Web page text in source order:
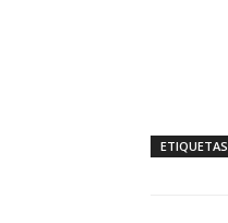
ETIQUETAS